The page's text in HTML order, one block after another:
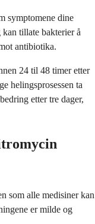
symptomene dine
tillate bakterier å
antibiotika.
24 til 48 timer etter
helingsprosessen ta
etter tre dager,
som alle medisiner kan
er milde og